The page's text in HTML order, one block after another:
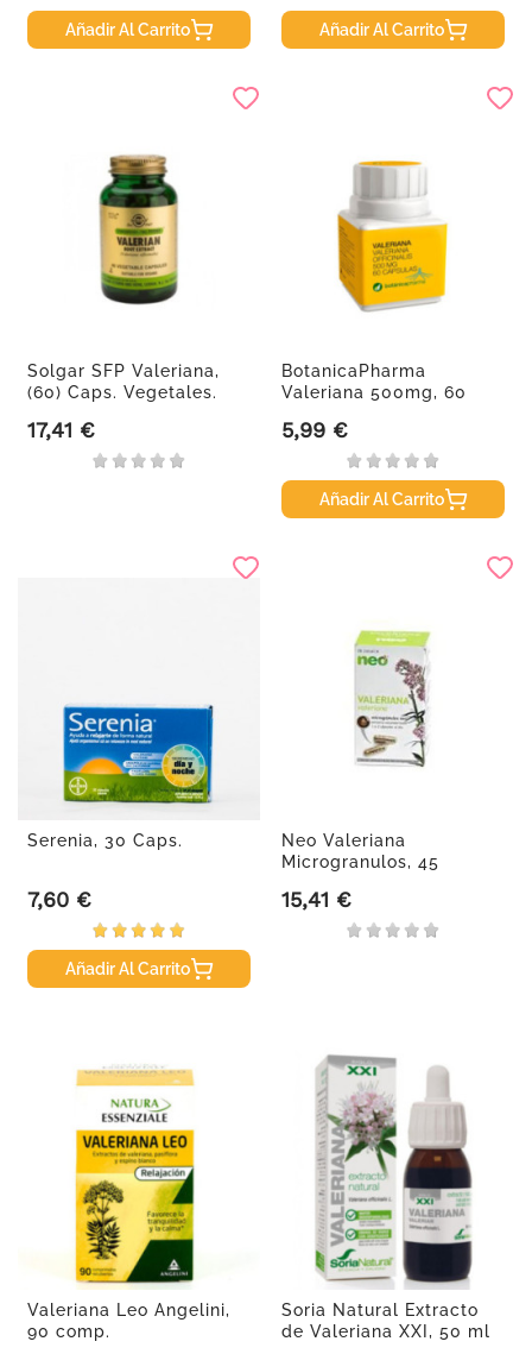
Añadir Al Carrito Añadir Al Carrito
Solgar SFP Valeriana,
(60) Caps. Vegetales.
Precio
17,41 €
BotanicaPharma
Valeriana 500mg, 60
Precio
5,99 €
Añadir Al Carrito
Serenia, 30 Caps.
Precio
7,60 €
Añadir Al Carrito
Neo Valeriana
Microgranulos, 45
Precio
15,41 €
Valeriana Leo Angelini,
90 comp.
Soria Natural Extracto
de Valeriana XXI, 50 ml